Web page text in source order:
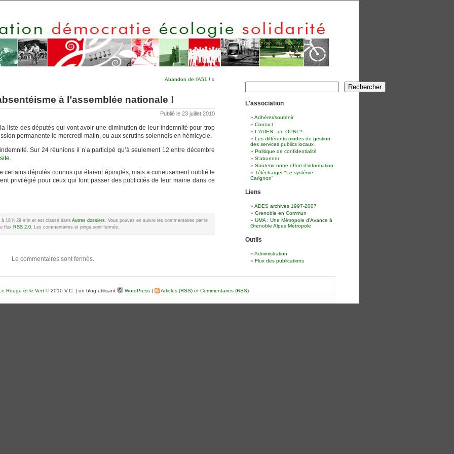
Abandon de l’A51 ! »
à l’assemblée nationale !
Publié le 23 juillet 2010
liste des députés qui vont avoir une diminution de leur indemnité pour trop
permanente le mercredi matin, ou aux scrutins solennels en hémicycle.
Sur 24 réunions il n’a participé qu’à seulement 12 entre décembre
certains députés connus qui étaient épinglés, mais a curieusement oublié le
privilégié pour ceux qui font passer des publicités de leur mairie dans ce
18 h 29 min et est classé dans Autres dossiers. Vous pouvez en suivre les commentaires par le
flux RSS 2.0. Les commentaires et pings sont fermés.
Le commentaires sont fermés.
Rechercher Rechercher
L'association
Adhérer/soutenir
Contact
L'ADES : un OPNI ?
Les différents modes de gestion
des services publics locaux
Politique de confidentialité
S'abonner
Soutenir notre effort d'information
Télécharger "Le système
Carignon"
Liens
ADES archives 1997-2007
Grenoble en Commun
UMA : Une Métropole d'Avance à
Grenoble Alpes Métropole
Outils
Administration
Flux des publications
Rouge et le Vert © 2010 V.C. | un blog utilisant WordPress | Articles (RSS) et Commentaires (RSS)